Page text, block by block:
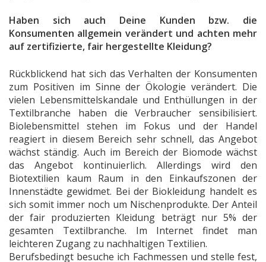
Haben sich auch Deine Kunden bzw. die
Konsumenten allgemein verändert und achten mehr
auf zertifizierte, fair hergestellte Kleidung?
Rückblickend hat sich das Verhalten der Konsumenten
zum Positiven im Sinne der Ökologie verändert. Die
vielen Lebensmittelskandale und Enthüllungen in der
Textilbranche haben die Verbraucher sensibilisiert.
Biolebensmittel stehen im Fokus und der Handel
reagiert in diesem Bereich sehr schnell, das Angebot
wächst ständig. Auch im Bereich der Biomode wächst
das Angebot kontinuierlich. Allerdings wird den
Biotextilien kaum Raum in den Einkaufszonen der
Innenstädte gewidmet. Bei der Biokleidung handelt es
sich somit immer noch um Nischenprodukte. Der Anteil
der fair produzierten Kleidung beträgt nur 5% der
gesamten Textilbranche. Im Internet findet man
leichteren Zugang zu nachhaltigen Textilien.
Berufsbedingt besuche ich Fachmessen und stelle fest,